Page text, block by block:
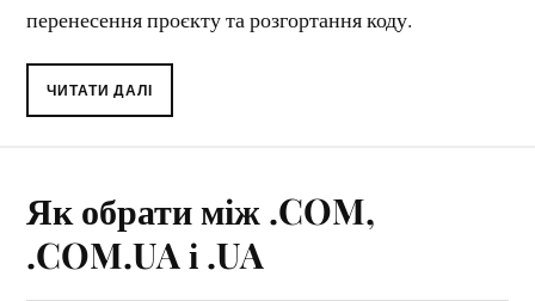
перенесення проєкту та розгортання коду.
ЧИТАТИ ДАЛІ
Як обрати між .COM,
.COM.UA і .UA